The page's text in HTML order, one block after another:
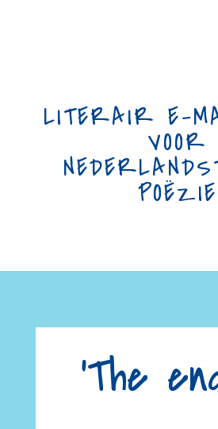
LITERAIR E-
VOOR
POËZIE
‘The